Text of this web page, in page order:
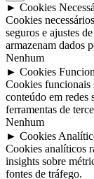
► Cookies
Cookies
seguros e ajustes
armazenam dados
Nenhum
► Cookies
Cookies funcionais
conteúdo em redes
ferramentas de
Nenhum
► Cookies
Cookies analíticos
insights sobre
fontes de tráfego.